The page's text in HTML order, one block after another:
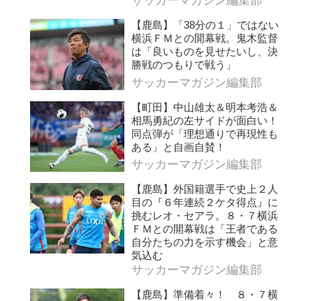
【鹿島】「38分の１」ではない
横浜ＦＭとの開幕戦。鬼木監督
は「良いものを見せたいし、決
勝戦のつもりで戦う」
サッカーマガジン編集部
【町田】中山雄太＆明本考浩＆
相馬勇紀の左サイドが面白い！
同点弾が「理想通りで再現性も
ある」と自画自賛！
サッカーマガジン編集部
【鹿島】外国籍選手で史上２人
目の『６年連続２ケタ得点』に
挑むレオ・セアラ。８・７横浜
ＦＭとの開幕戦は「王者である
自分たちの力を示す機会」と意
気込む
サッカーマガジン編集部
【鹿島】準備着々！ ８・７横